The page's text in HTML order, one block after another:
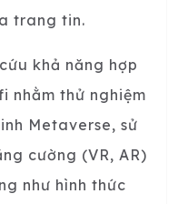
trang tin.
khả năng hợp
nhằm thử nghiệm
Metaverse, sử
cường (VR, AR)
như hình thức